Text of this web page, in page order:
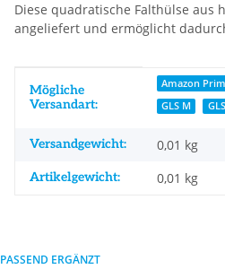
Diese quadratische Falthülse aus
angeliefert und ermöglicht
Produkteigenschaft
Wert
Mögliche
Versandart:
Amazon
GLS M
Versandgewicht: 0,01 kg
Artikelgewicht: 0,01 kg
PASSEND ERGÄNZT